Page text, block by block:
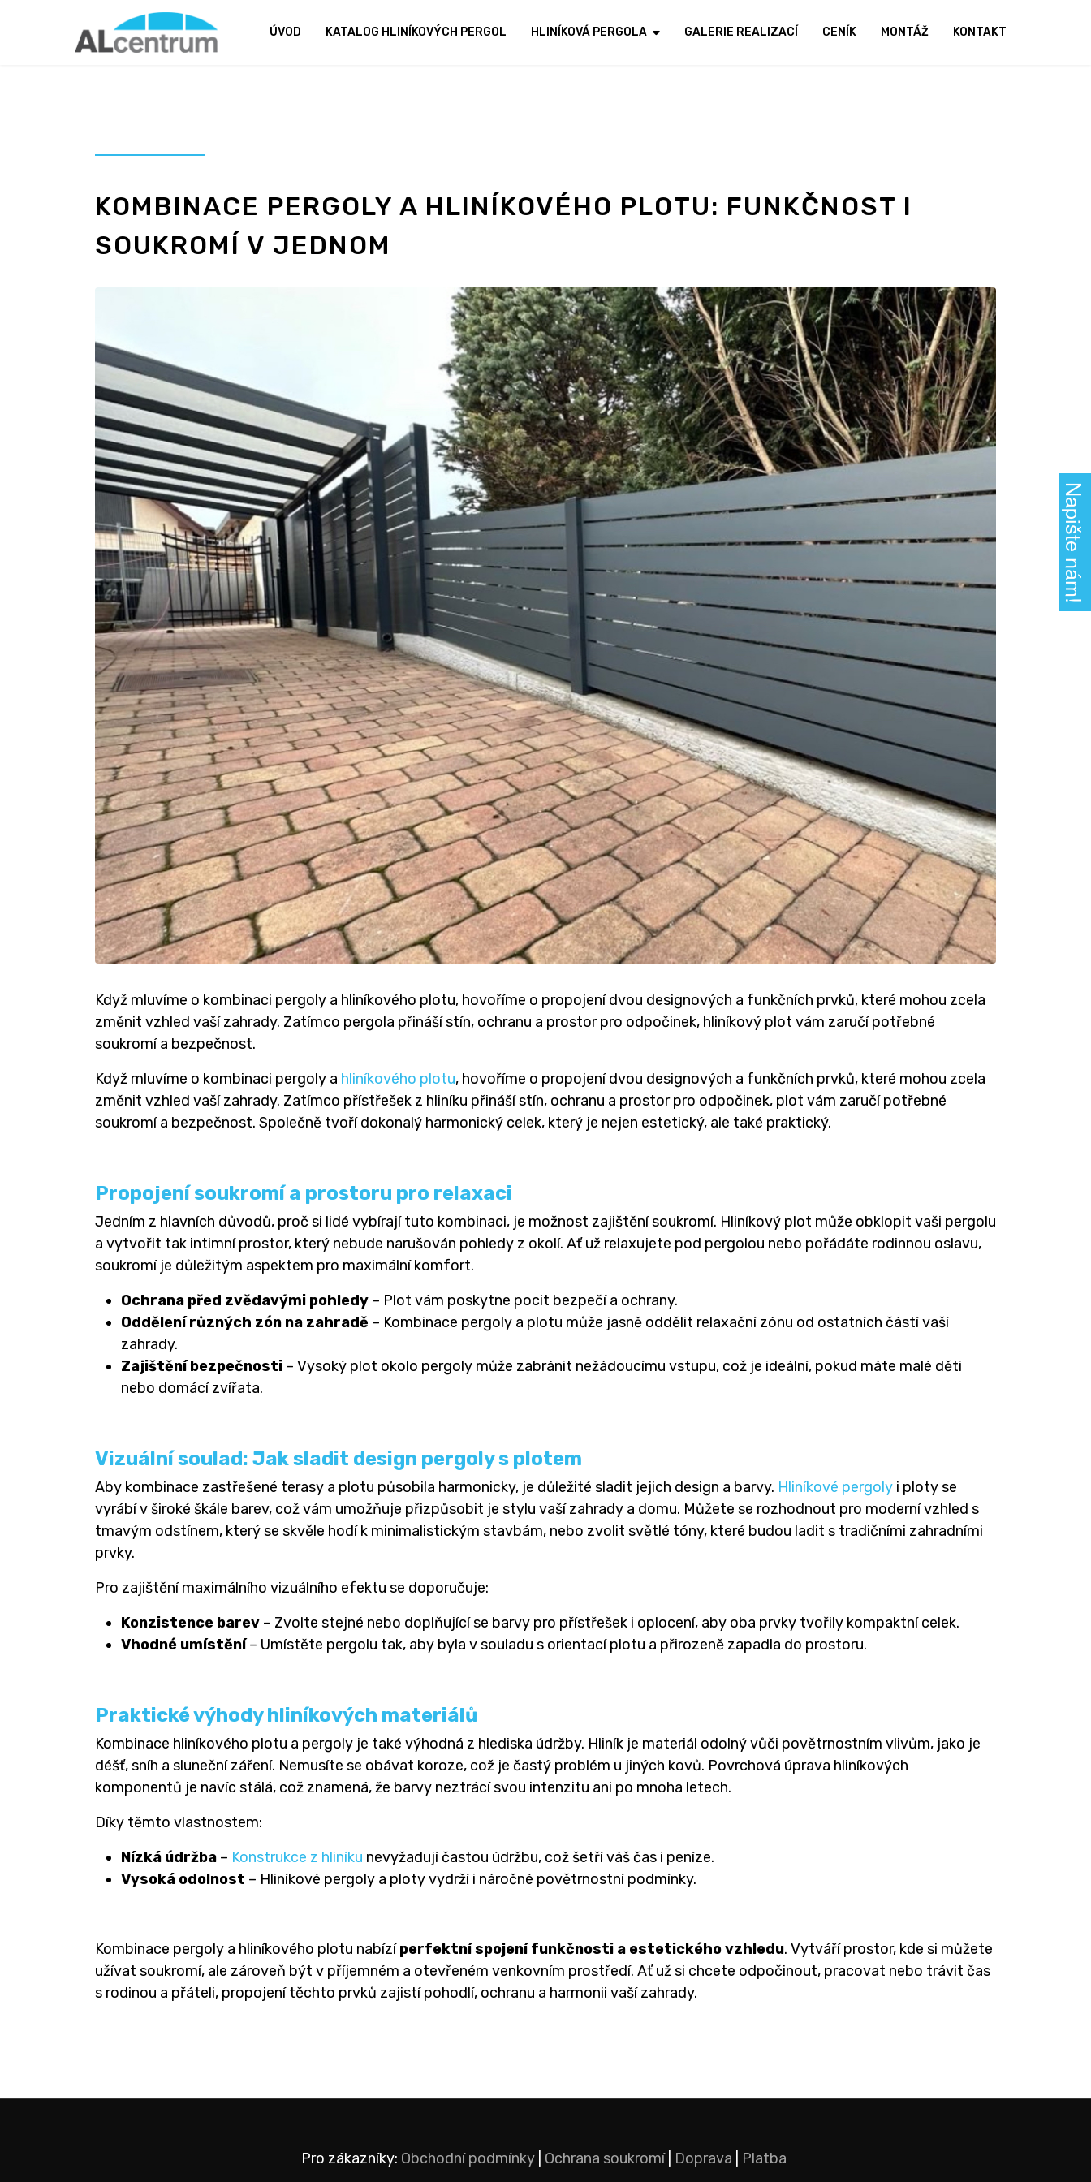
ÚVOD KATALOG HLINÍKOVÝCH PERGOL HLINÍKOVÁ PERGOLA GALERIE REALIZACÍ CENÍK MONTÁŽ KONTAKT
KOMBINACE PERGOLY A HLINÍKOVÉHO PLOTU: FUNKČNOST I
SOUKROMÍ V JEDNOM
Když mluvíme o kombinaci pergoly a hliníkového plotu, hovoříme o propojení dvou designových a funkčních prvků, které mohou zcela
změnit vzhled vaší zahrady. Zatímco pergola přináší stín, ochranu a prostor pro odpočinek, hliníkový plot vám zaručí potřebné
soukromí a bezpečnost.
Když mluvíme o kombinaci pergoly a hliníkového plotu, hovoříme o propojení dvou designových a funkčních prvků, které mohou zcela
změnit vzhled vaší zahrady. Zatímco přístřešek z hliníku přináší stín, ochranu a prostor pro odpočinek, plot vám zaručí potřebné
soukromí a bezpečnost. Společně tvoří dokonalý harmonický celek, který je nejen estetický, ale také praktický.
Propojení soukromí a prostoru pro relaxaci
Jedním z hlavních důvodů, proč si lidé vybírají tuto kombinaci, je možnost zajištění soukromí. Hliníkový plot může obklopit vaši pergolu
a vytvořit tak intimní prostor, který nebude narušován pohledy z okolí. Ať už relaxujete pod pergolou nebo pořádáte rodinnou oslavu,
soukromí je důležitým aspektem pro maximální komfort.
Ochrana před zvědavými pohledy – Plot vám poskytne pocit bezpečí a ochrany.
Oddělení různých zón na zahradě – Kombinace pergoly a plotu může jasně oddělit relaxační zónu od ostatních částí vaší
zahrady.
Zajištění bezpečnosti – Vysoký plot okolo pergoly může zabránit nežádoucímu vstupu, což je ideální, pokud máte malé děti
nebo domácí zvířata.
Vizuální soulad: Jak sladit design pergoly s plotem
Aby kombinace zastřešené terasy a plotu působila harmonicky, je důležité sladit jejich design a barvy. Hliníkové pergoly i ploty se
vyrábí v široké škále barev, což vám umožňuje přizpůsobit je stylu vaší zahrady a domu. Můžete se rozhodnout pro moderní vzhled s
tmavým odstínem, který se skvěle hodí k minimalistickým stavbám, nebo zvolit světlé tóny, které budou ladit s tradičními zahradními
prvky.
Pro zajištění maximálního vizuálního efektu se doporučuje:
Konzistence barev – Zvolte stejné nebo doplňující se barvy pro přístřešek i oplocení, aby oba prvky tvořily kompaktní celek.
Vhodné umístění– Umístěte pergolu tak, aby byla v souladu s orientací plotu a přirozeně zapadla do prostoru.
Praktické výhody hliníkových materiálů
Kombinace hliníkového plotu a pergoly je také výhodná z hlediska údržby. Hliník je materiál odolný vůči povětrnostním vlivům, jako je
déšť, sníh a sluneční záření. Nemusíte se obávat koroze, což je častý problém u jiných kovů. Povrchová úprava hliníkových
komponentů je navíc stálá, což znamená, že barvy neztrácí svou intenzitu ani po mnoha letech.
Díky těmto vlastnostem:
Nízká údržba – Konstrukce z hliníku nevyžadují častou údržbu, což šetří váš čas i peníze.
Vysoká odolnost – Hliníkové pergoly a ploty vydrží i náročné povětrnostní podmínky.
Kombinace pergoly a hliníkového plotu nabízíperfektní spojení funkčnosti a estetického vzhledu. Vytváří prostor, kde si můžete
užívat soukromí, ale zároveň být v příjemném a otevřeném venkovním prostředí. Ať už si chcete odpočinout, pracovat nebo trávit čas
s rodinou a přáteli, propojení těchto prvků zajistí pohodlí, ochranu a harmonii vaší zahrady.
Pro zákazníky: Obchodní podmínky Ochrana soukromí| Doprava Platba
Napište nám!